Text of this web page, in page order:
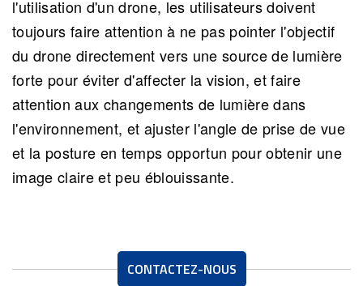
l'utilisation d'un drone, les utilisateurs doivent
toujours faire attention à ne pas pointer l'objectif
du drone directement vers une source de lumière
forte pour éviter d'affecter la vision, et faire
attention aux changements de lumière dans
l'environnement, et ajuster l'angle de prise de vue
et la posture en temps opportun pour obtenir une
image claire et peu éblouissante.
CONTACTEZ-NOUS